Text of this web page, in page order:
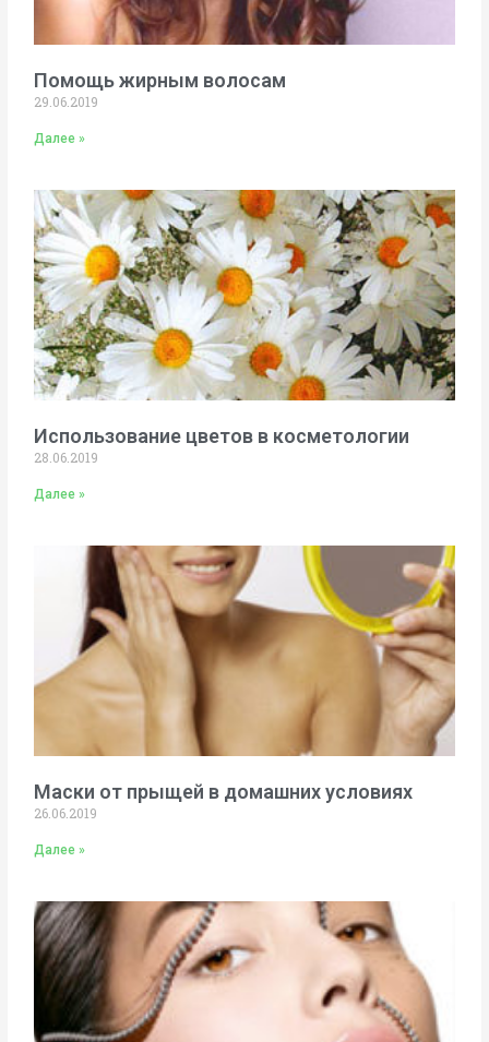
Помощь жирным волосам
29.06.2019
Далее »
Использование цветов в косметологии
28.06.2019
Далее »
Маски от прыщей в домашних условиях
26.06.2019
Далее »